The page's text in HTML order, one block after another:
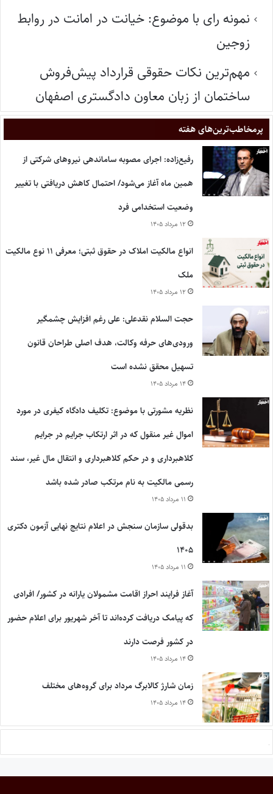
نمونه رای با موضوع: خیانت در امانت در روابط
زوجین
مهم‌ترین نکات حقوقی قرارداد پیش‌فروش
ساختمان از زبان معاون دادگستری اصفهان
پر‌مخاطب‌ترین‌های هفته
رفیع‌زاده: اجرای مصوبه ساماندهی نیروهای شرکتی از
همین ماه آغاز می‌شود/ احتمال کاهش دریافتی با تغییر
وضعیت استخدامی فرد
۱۲ مرداد ۱۴۰۵
انواع مالکیت املاک در حقوق ثبتی؛ معرفی ۱۱ نوع مالکیت
ملک
۱۲ مرداد ۱۴۰۵
حجت السلام نقدعلی: علی رغم افزایش چشمگیر
ورودی‌های حرفه وکالت، هدف اصلی طراحان قانون
تسهیل محقق نشده است
۱۴ مرداد ۱۴۰۵
نظریه مشورتی با موضوع: تکلیف دادگاه کیفری در مورد
اموال غیر منقول که در اثر ارتکاب جرایم در جرایم
کلاهبرداری و در حکم کلاهبرداری و انتقال مال غیر، سند
رسمی مالکیت به نام مرتکب صادر شده باشد
۱۱ مرداد ۱۴۰۵
بدقولی سازمان سنجش در اعلام نتایج نهایی آزمون دکتری
۱۴۰۵
۱۱ مرداد ۱۴۰۵
آغاز فرایند احراز اقامت مشمولان یارانه در کشور/ افرادی
که پیامک دریافت کرده‌اند تا آخر شهریور برای اعلام حضور
در کشور فرصت دارند
۱۴ مرداد ۱۴۰۵
زمان شارژ کالابرگ مرداد برای گروه‌های مختلف
۱۴ مرداد ۱۴۰۵